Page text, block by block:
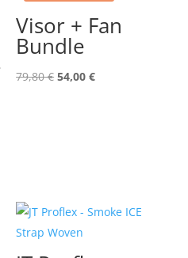
Visor + Fan
Bundle
79,80€ Ursprünglicher
54,00€Aktueller